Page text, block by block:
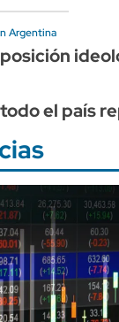
Argentina
el país